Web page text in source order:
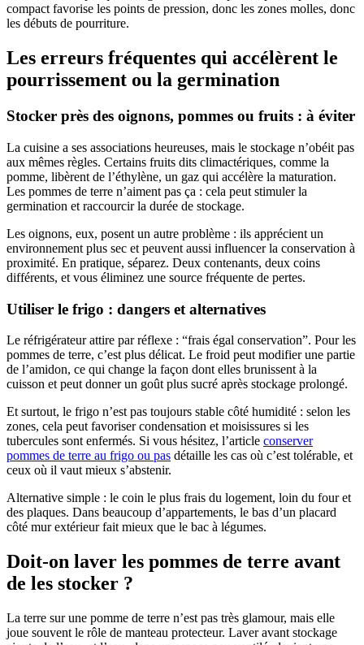
compact favorise les points de pression, donc les zones molles, donc
les débuts de pourriture.
Les erreurs fréquentes qui accélèrent le
pourrissement ou la germination
Stocker près des oignons, pommes ou fruits : à éviter
La cuisine a ses associations heureuses, mais le stockage n’obéit pas
aux mêmes règles. Certains fruits dits climactériques, comme la
pomme, libèrent de l’éthylène, un gaz qui accélère la maturation.
Les pommes de terre n’aiment pas ça : cela peut stimuler la
germination et raccourcir la durée de stockage.
Les oignons, eux, posent un autre problème : ils apprécient un
environnement plus sec et peuvent aussi influencer la conservation à
proximité. En pratique, séparez. Deux contenants, deux coins
différents, et vous éliminez une source fréquente de pertes.
Utiliser le frigo : dangers et alternatives
Le réfrigérateur attire par réflexe : “frais égal conservation”. Pour les
pommes de terre, c’est plus délicat. Le froid peut modifier une partie
de l’amidon, ce qui change la façon dont elles brunissent à la
cuisson et peut donner un goût plus sucré après stockage prolongé.
Et surtout, le frigo n’est pas toujours stable côté humidité : selon les
zones, cela peut favoriser condensation et moisissures si les
tubercules sont enfermés. Si vous hésitez, l’article conserver
pommes de terre au frigo ou pas détaille les cas où c’est tolérable, et
ceux où il vaut mieux s’abstenir.
Alternative simple : le coin le plus frais du logement, loin du four et
des plaques. Dans beaucoup d’appartements, le bas d’un placard
côté mur extérieur fait mieux que le bac à légumes.
Doit-on laver les pommes de terre avant
de les stocker ?
La terre sur une pomme de terre n’est pas très glamour, mais elle
joue souvent le rôle de manteau protecteur. Laver avant stockage